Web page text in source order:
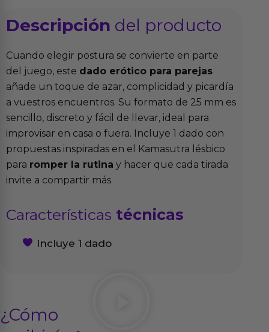
Descripción del producto
Cuando elegir postura se convierte en parte
del juego, este dado erótico para parejas
añade un toque de azar, complicidad y picardía
a vuestros encuentros. Su formato de 25 mm es
sencillo, discreto y fácil de llevar, ideal para
improvisar en casa o fuera. Incluye 1 dado con
propuestas inspiradas en el Kamasutra lésbico
para romper la rutina y hacer que cada tirada
invite a compartir más.
Características técnicas
Incluye 1 dado
¿Cómo